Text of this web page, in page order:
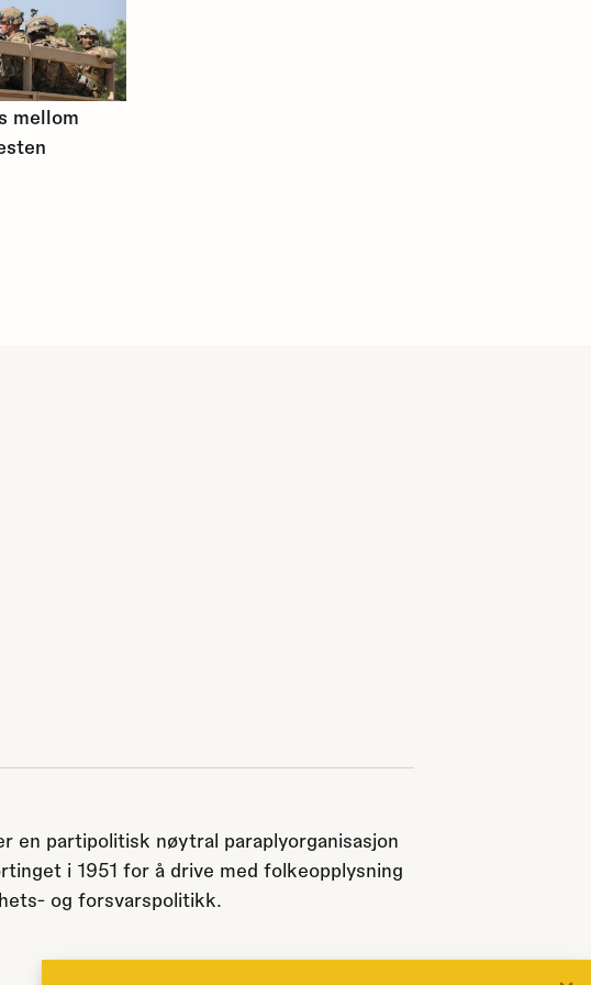
mellom
en partipolitisk nøytral paraplyorganisasjon
i 1951 for å drive med folkeopplysning
og forsvarspolitikk.